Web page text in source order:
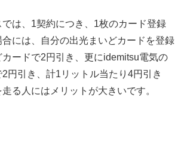
では、1契約につき、1枚のカード登録
には、自分の出光まいどカードを登録
カードで2円引き、更にidemitsu電気の
円引き、計1リットル当たり4円引き
る人にはメリットが大きいです。